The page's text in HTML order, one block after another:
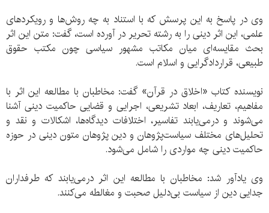
وی در پاسخ به این پرسش که با استناد به چه روش‌ها و رویکردهای
علمی، این اثر دینی را به رشته تحریر در آورده است، گفت: متن این اثر
بحث مقایسه‌ای میان مکاتب مشهور سیاسی چون مکتب حقوق
طبیعی، قراردادگرایی و اسلام است.
نویسنده کتاب «اخلاق در قرآن» گفت: مخاطبان با مطالعه این اثر با
مفاهیم، تعاریف، ابعاد تشریعی، اجرایی و قضایی حاکمیت دینی آشنا
می‌شوند و در‌می‌یابند تفاسیر، اختلافات دیدگاه‌ها، اشکالات و نقد و
تحلیل‌های مختلف سیاست‌پژوهان و دین پژوهان متون دینی در حوزه
حاکمیت دینی چه مواردی را شامل می‌شود.
وی یادآور شد: مخاطبان با مطالعه این اثر درمی‌یابند که طرفداران
جدایی دین از سیاست بی‌دلیل صحبت و مغالطه می‌کنند.